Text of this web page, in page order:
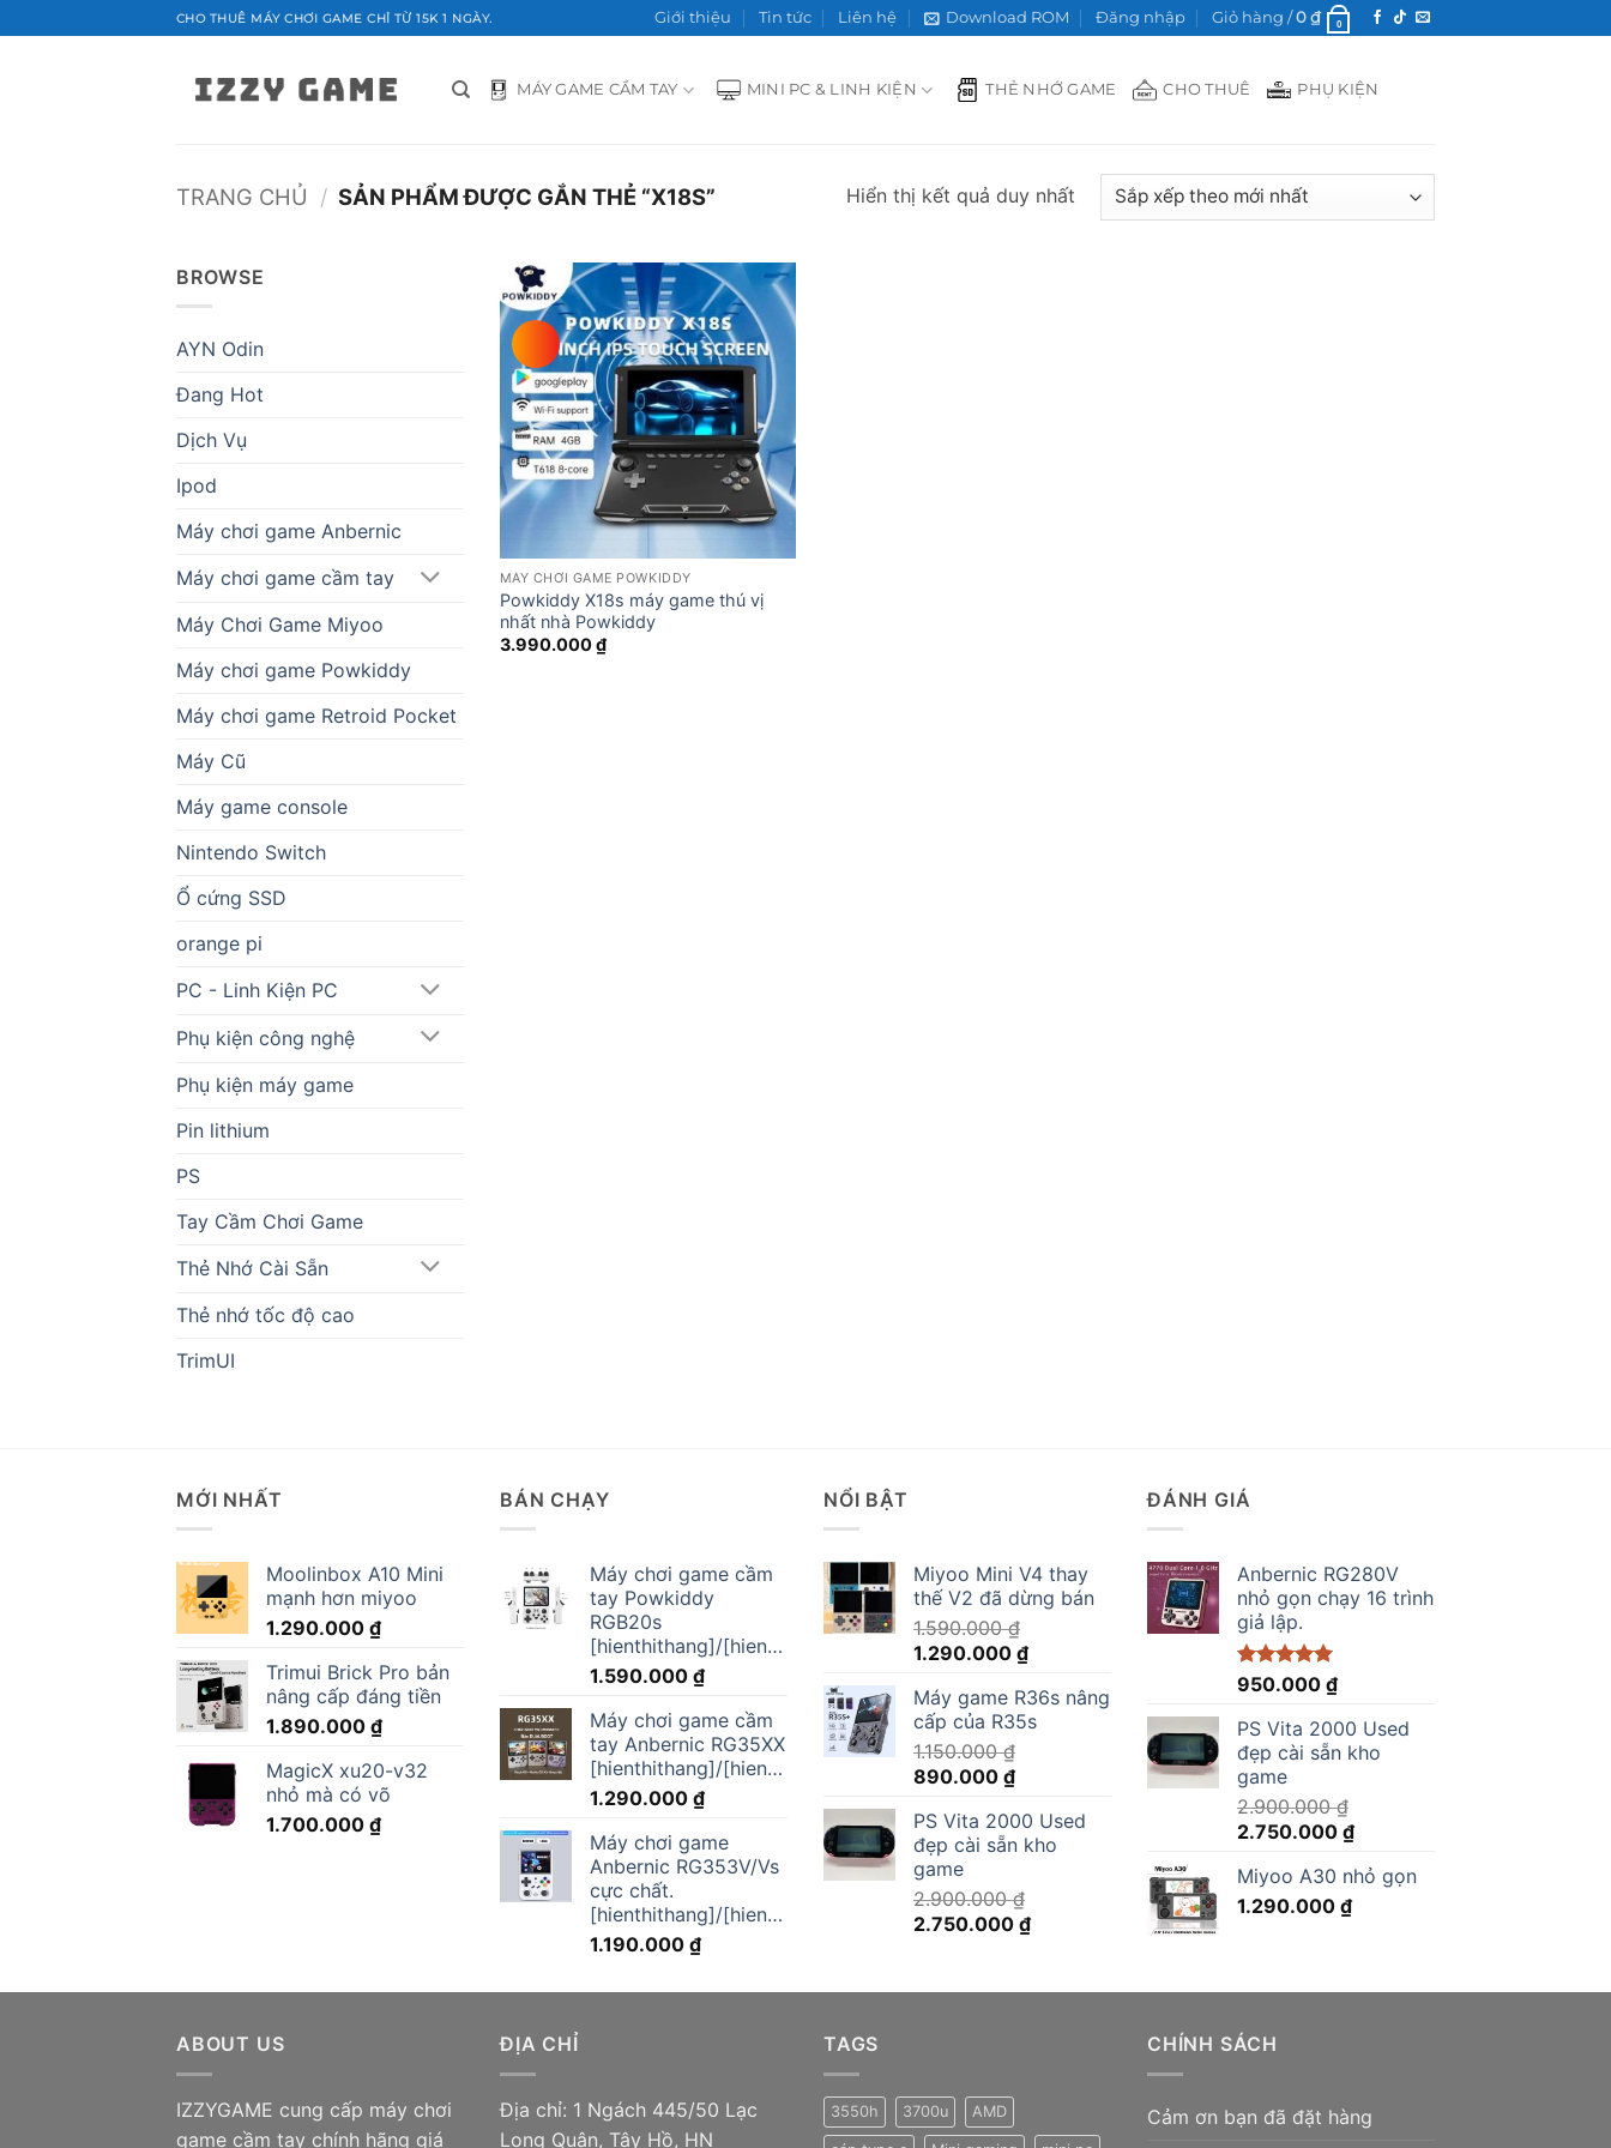
qua
CHO THUÊ MÁY CHƠI GAME CHỈ TỪ 15K 1 NGÀY. Giới thiệu Tin tức Liên hệ Download ROM Đăng nhập Giỏ hàng /0₫ 0
MÁY GAME CẦM TAY MINI PC & LINH KIỆN THẺ NHỚ GAME CHO THUÊ PHỤ KIỆN
TRANG CHỦ / SẢN PHẨM ĐƯỢC GẮN THẺ “X18S” Hiển thị kết quả duy nhất
BROWSE
AYN Odin
Đang Hot
Dịch Vụ
Ipod
Máy chơi game Anbernic
Máy chơi game cầm tay
Máy Chơi Game Miyoo
Máy chơi game Powkiddy
Máy chơi game Retroid Pocket
Máy Cũ
Máy game console
Nintendo Switch
Ổ cứng SSD
orange pi
PC - Linh Kiện PC
Phụ kiện công nghệ
Phụ kiện máy game
Pin lithium
PS
Tay Cầm Chơi Game
Thẻ Nhớ Cài Sẵn
Thẻ nhớ tốc độ cao
TrimUI
Add to
wishlist
MÁY CHƠI GAME POWKIDDY
Powkiddy X18s máy game thú vị
nhất nhà Powkiddy
3.990.000₫
MỚI NHẤT
Moolinbox A10 Mini
mạnh hơn miyoo
1.290.000 ₫
Trimui Brick Pro bản
nâng cấp đáng tiền
1.890.000 ₫
MagicX xu20-v32
nhỏ mà có võ
1.700.000 ₫
BÁN CHẠY
Máy chơi game cầm
tay Powkiddy
RGB20s
[hienthithang]/[hienthinam]
1.590.000 ₫
Máy chơi game cầm
tay Anbernic RG35XX
[hienthithang]/[hienthinam]
1.290.000 ₫
Máy chơi game
Anbernic RG353V/Vs
cực chất.
[hienthithang]/[hienthinam]
1.190.000 ₫
NỔI BẬT
Miyoo Mini V4 thay
thế V2 đã dừng bán
1.590.000₫
Giá
là:
1.590.000 ₫.
1.290.000 ₫Giá
tại
là:
Máy game R36s nâng
cấp của R35s
1.150.000₫
Giá
là:
1.150.000 ₫.
890.000 ₫Giá
tại
là:
PS Vita 2000 Used
đẹp cài sẵn kho
game
2.900.000₫
Giá
2.900.000 ₫.
2.750.000 ₫Giá
là:
ĐÁNH GIÁ
Anbernic RG280V
nhỏ gọn chạy 16 trình
giả lập.
Được xếp
5 sao
950.000 ₫
PS Vita 2000 Used
đẹp cài sẵn kho
game
2.900.000₫
Giá
là:
2.900.000 ₫.
2.750.000 ₫Giá
tại
Miyoo A30 nhỏ gọn
1.290.000 ₫
ABOUT US
IZZYGAME cung cấp máy chơi
game cầm tay chính hãng giá
ĐỊA CHỈ
Địa chỉ: 1 Ngách 445/50 Lạc
Long Quân, Tây Hồ, HN
TAGS
3550h 3700u AMD
CHÍNH SÁCH
Cảm ơn bạn đã đặt hàng